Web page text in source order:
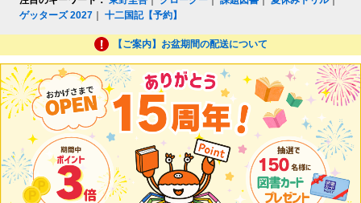
ゲッターズ 2027 ｜十二国記【予約】
【ご案内】お盆期間の配送について